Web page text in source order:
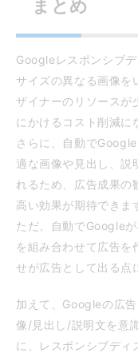
まとめ
Googleレスポンシブ
サイズの異なる画像を
ザイナーのリソースが
にかけるコスト削減に
さらに、自動で
適な画像や見出し、説
れるため、広告成果の
高い効果が期待できま
ただ、自動でGoogle
を組み合わせて広告を
せが広告として出る点
加えて、Googleの広
像/見出し/説明文を意
に、レスポンシブディ